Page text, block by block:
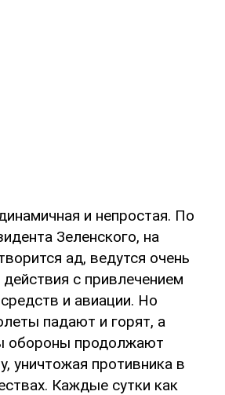
и непростая. По
Зеленского, на
ад, ведутся очень
с привлечением
и авиации. Но
падают и горят, а
обороны продолжают
уничтожая противника в
Каждые сутки как